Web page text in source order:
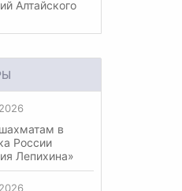
Алтайского
в
России
Лепихина»